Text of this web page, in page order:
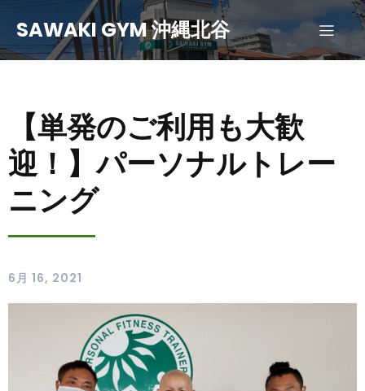
SAWAKI GYM 沖縄北谷
【単発のご利用も大歓
迎！】パーソナルトレー
ニング
6月 16, 2021